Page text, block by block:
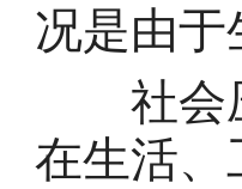
况是由于
社会压
在生活、